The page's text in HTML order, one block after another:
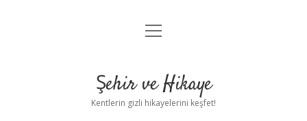
Anasayfa
Yasal Uyarı
menüyü
Şehir ve Hikaye
Kentlerin gizli hikayelerini keşfet!